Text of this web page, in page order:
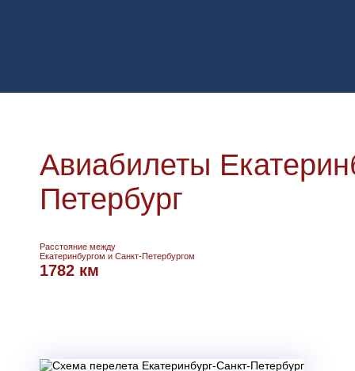
Авиабилеты
Петербург
Расстояние между
Екатеринбургом и Санкт-Петербургом
1782 км